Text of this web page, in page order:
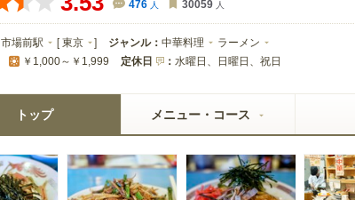
476 人 30059 人
市場前駅 [東京 ] ジャンル： 中華料理 ラーメン
￥1,000～￥1,999 定休日 ： 水曜日、日曜日、祝日
トップ メニュー・コース